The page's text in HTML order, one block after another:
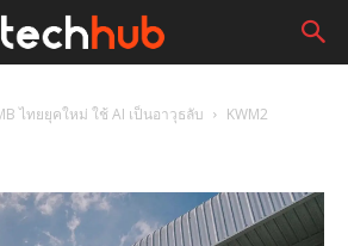
ไทยยุคใหม่ ใช้ AI เป็นอาวุธลับ KWM2